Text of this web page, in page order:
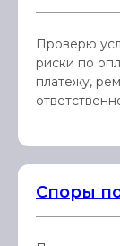
Проверю
риски по
платежу,
Споры